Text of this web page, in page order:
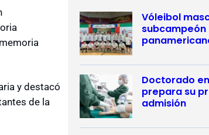
y destacó
de la
Vóleibol
Doctorado
prepara su
admisión